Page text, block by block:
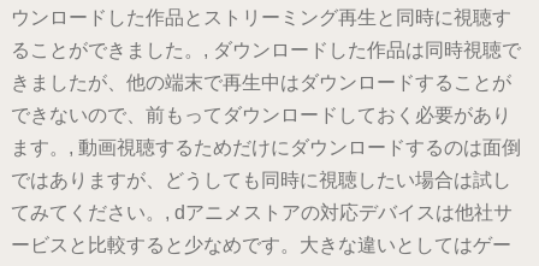
ウンロードした作品とストリーミング再生と同時に視聴す
ることができました。, ダウンロードした作品は同時視聴で
きましたが、他の端末で再生中はダウンロードすることが
できないので、前もってダウンロードしておく必要があり
ます。, 動画視聴するためだけにダウンロードするのは面倒
ではありますが、どうしても同時に視聴したい場合は試し
てみてください。, dアニメストアの対応デバイスは他社サ
ービスと比較すると少なめです。大きな違いとしてはゲー